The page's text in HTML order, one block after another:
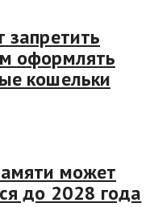
оформлять
кошельки
может
до 2028 года